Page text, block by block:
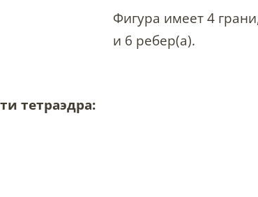
Фигура имеет 4
и 6 ребер(a).
тетраэдра: